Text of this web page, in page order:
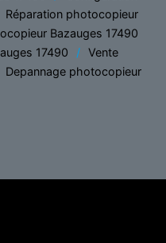
Réparation photocopieur
Bazauges 17490
17490
Vente
Depannage photocopieur